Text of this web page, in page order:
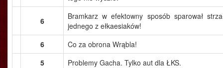
6
Bramkarz w efektowny sposób sparował
jednego z ełkaesiaków!
6
Co za obrona Wrąbla!
5
Problemy Gacha. Tylko aut dla ŁKS.